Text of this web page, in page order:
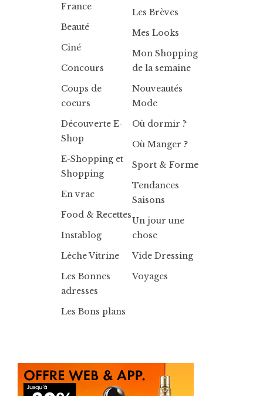
France
Beauté
Ciné
Concours
Coups de
coeurs
Découverte E-
Shop
E-Shopping et
Shopping
En vrac
Food & Recettes
Instablog
Lèche Vitrine
Les Bonnes
adresses
Les Bons plans
Les Brèves
Mes Looks
Mon Shopping
de la semaine
Nouveautés
Mode
Où dormir ?
Où Manger ?
Sport & Forme
Tendances
Saisons
Un jour une
chose
Vide Dressing
Voyages